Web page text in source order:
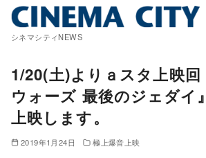
シネマシティNEWS
1/20(土)よりａスタ上映回
ウォーズ 最後のジェダイ
上映します。
2019年1月24日 極上爆音上映